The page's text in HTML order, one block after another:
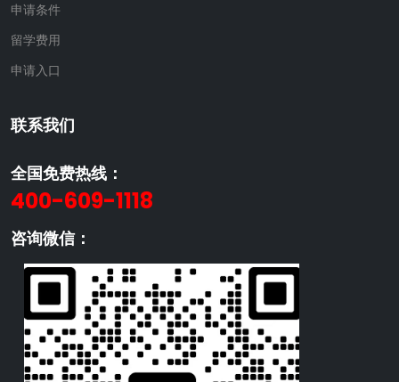
申请条件
留学费用
申请入口
联系我们
全国免费热线：
400-609-1118
咨询微信：